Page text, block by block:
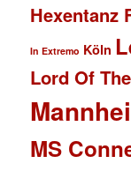
Hexentanz
In Extremo Köln
Lord Of
MS